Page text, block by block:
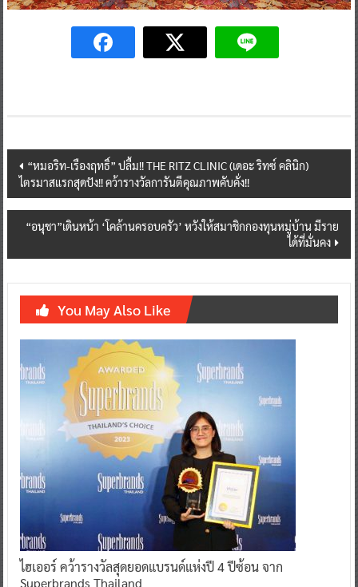
Post
navigation
“หมอริท-เรืองฤทธิ์” ปลื้ม!! THE RITZ CLINIC (เดอะ ริทซ์ คลินิก)
ไตรมาสแรกสุดปัง!! คว้ารางวัลการันตีคุณภาพคับคั่ง!!
“อนุชา”เดินหน้า ‘โคล้านครอบครัว’ หวังให้สมาชิกกองทุนหมู่บ้าน มีราย
ได้ที่มั่นคง
You May Also Like
ไฮเออร์ คว้ารางวัลสุดยอดแบรนด์แห่งปี 4 ปีซ้อน จาก
Superbrands Thailand